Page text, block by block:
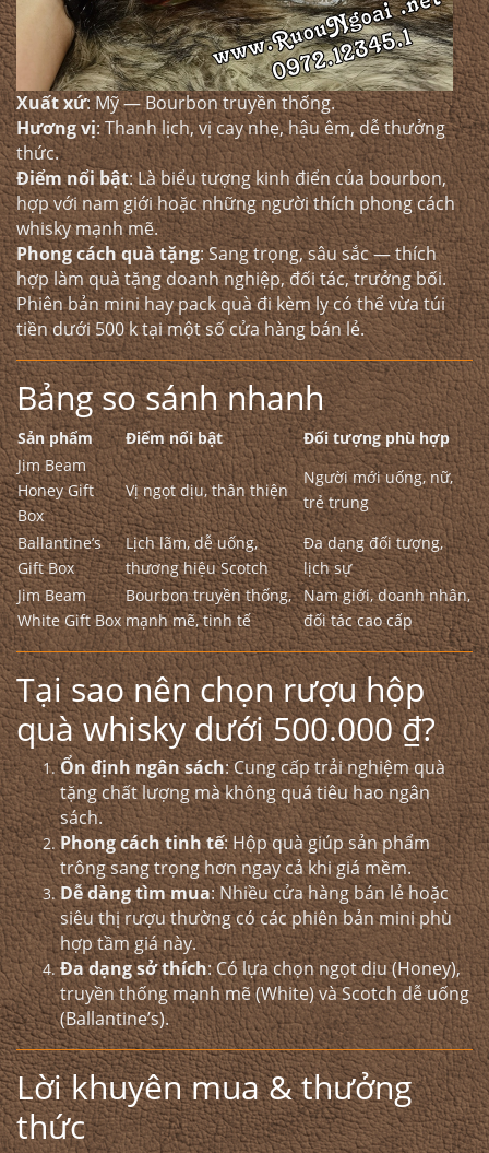
Xuất xứ: Mỹ — Bourbon truyền thống.
Hương vị: Thanh lịch, vị cay nhẹ, hậu êm, dễ thưởng
thức.
Điểm nổi bật: Là biểu tượng kinh điển của bourbon,
hợp với nam giới hoặc những người thích phong cách
whisky mạnh mẽ.
Phong cách quà tặng: Sang trọng, sâu sắc — thích
hợp làm quà tặng doanh nghiệp, đối tác, trưởng bối.
Phiên bản mini hay pack quà đi kèm ly có thể vừa túi
tiền dưới 500 k tại một số cửa hàng bán lẻ.
Bảng so sánh nhanh
Sản phẩm Điểm nổi bật
Đối tượng phù hợp
Jim Beam
Honey Gift
Box
Vị ngọt dịu, thân thiện
Người mới uống, nữ,
trẻ trung
Ballantine’s
Gift Box
Lịch lãm, dễ uống,
thương hiệu Scotch
Đa dạng đối tượng,
lịch sự
Jim Beam
White Gift Box
Bourbon truyền thống,
mạnh mẽ, tinh tế
Nam giới, doanh nhân,
đối tác cao cấp
Tại sao nên chọn rượu hộp
quà whisky dưới 500.000 ₫?
Ổn định ngân sách: Cung cấp trải nghiệm quà
tặng chất lượng mà không quá tiêu hao ngân
sách.
Phong cách tinh tế: Hộp quà giúp sản phẩm
trông sang trọng hơn ngay cả khi giá mềm.
Dễ dàng tìm mua: Nhiều cửa hàng bán lẻ hoặc
siêu thị rượu thường có các phiên bản mini phù
hợp tầm giá này.
Đa dạng sở thích: Có lựa chọn ngọt dịu (Honey),
truyền thống mạnh mẽ (White) và Scotch dễ uống
(Ballantine’s).
Lời khuyên mua & thưởng
thức